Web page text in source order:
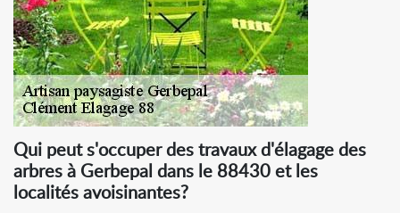
Qui peut s'occuper des travaux d'élagage des
arbres à Gerbepal dans le 88430 et les
localités avoisinantes?